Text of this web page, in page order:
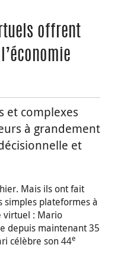
offrent
et complexes
à grandement
et
Mais ils ont fait
simples plateformes à
virtuel : Mario
depuis maintenant 35
célèbre son 44e